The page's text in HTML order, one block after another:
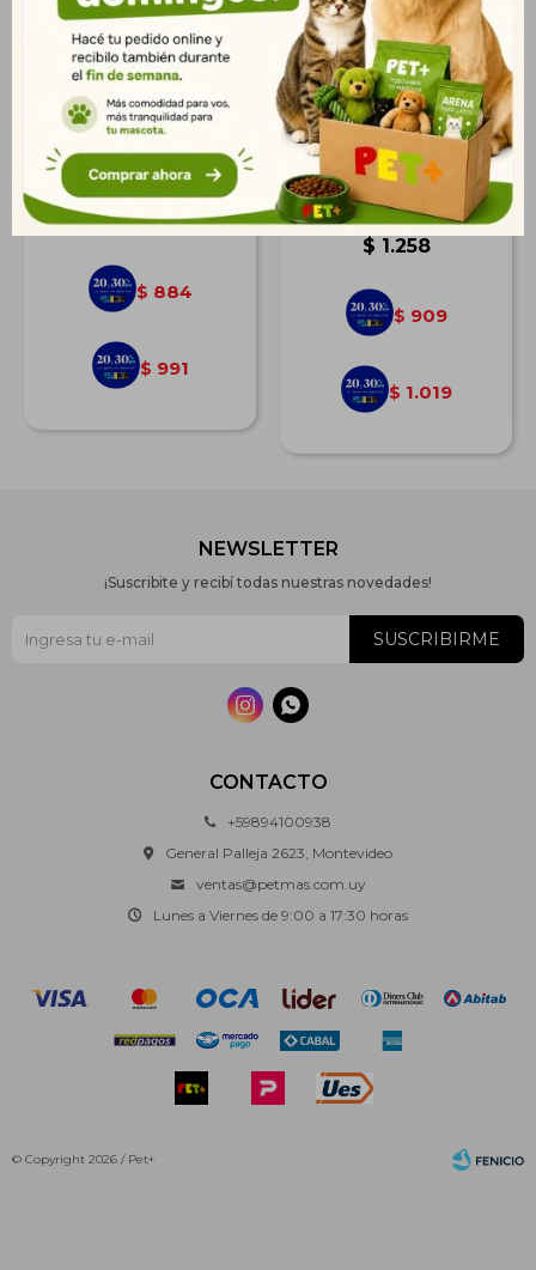
Baño Sanitario
Esquinero "Ariel"
$ 1.224
$ 884
$ 991
Baño Sanitario Romeo
c/Puerta y Filtro 57*39
cm
$ 1.258
$ 909
$ 1.019
CONTACTO
+59894100938
General Palleja 2623, Montevideo
ventas@petmas.com.uy
Lunes a Viernes de 9:00 a 17:30 horas
NEWSLETTER
¡Suscribite y recibí todas nuestras novedades!
SUSCRIBIRME
 
© Copyright 2026 / Pet+